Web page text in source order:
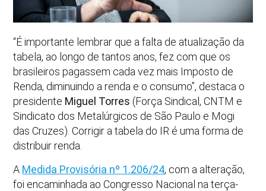
“É importante lembrar que a falta de atualização da
tabela, ao longo de tantos anos, fez com que os
brasileiros pagassem cada vez mais Imposto de
Renda, diminuindo a renda e o consumo”, destaca o
presidente Miguel Torres (Força Sindical, CNTM e
Sindicato dos Metalúrgicos de São Paulo e Mogi
das Cruzes). Corrigir a tabela do IR é uma forma de
distribuir renda.
A Medida Provisória nº 1.206/24, com a alteração,
foi encaminhada ao Congresso Nacional na terça-